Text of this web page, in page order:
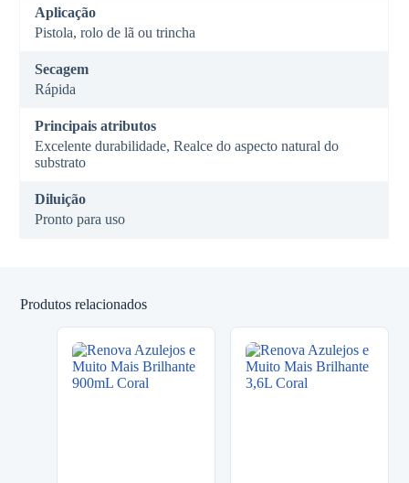
Aplicação
Pistola, rolo de lã ou trincha
Secagem
Rápida
Principais atributos
Excelente durabilidade, Realce do aspecto natural do
substrato
Diluição
Pronto para uso
Produtos relacionados